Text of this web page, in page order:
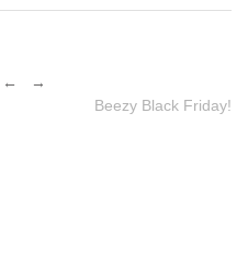
←
Beezy Black Friday!
→